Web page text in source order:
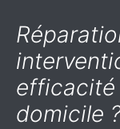
efficacité
domicile